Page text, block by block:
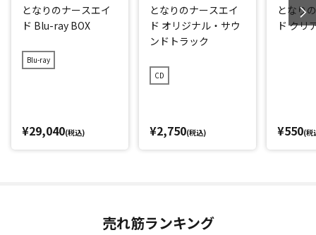
となりのナースエイ
ド Blu-ray BOX
Blu-ray
¥29,040(税込)
となりのナースエイ
ド オリジナル・サウ
ンドトラック
CD
¥2,750(税込)
となり
ド クリ
¥550(税
売れ筋ランキング